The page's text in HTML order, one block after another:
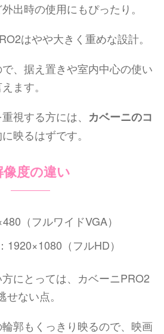
出時の使用にもぴったり。
はやや大きく重めな設計。
、据え置きや室内中心の使い
ます。
視する方には、 カベーニのコ
映るはずです。
像度の違い
（フルワイドVGA）
：1920×1080（フルHD）
にとっては、カベーニPRO2
ない点。
郭もくっきり映るので、映画